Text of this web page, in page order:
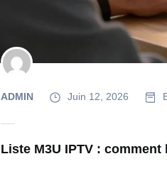
ADMIN Juin 12, 2026
Liste M3U IPTV : comment